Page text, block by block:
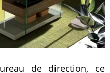
de direction, ce